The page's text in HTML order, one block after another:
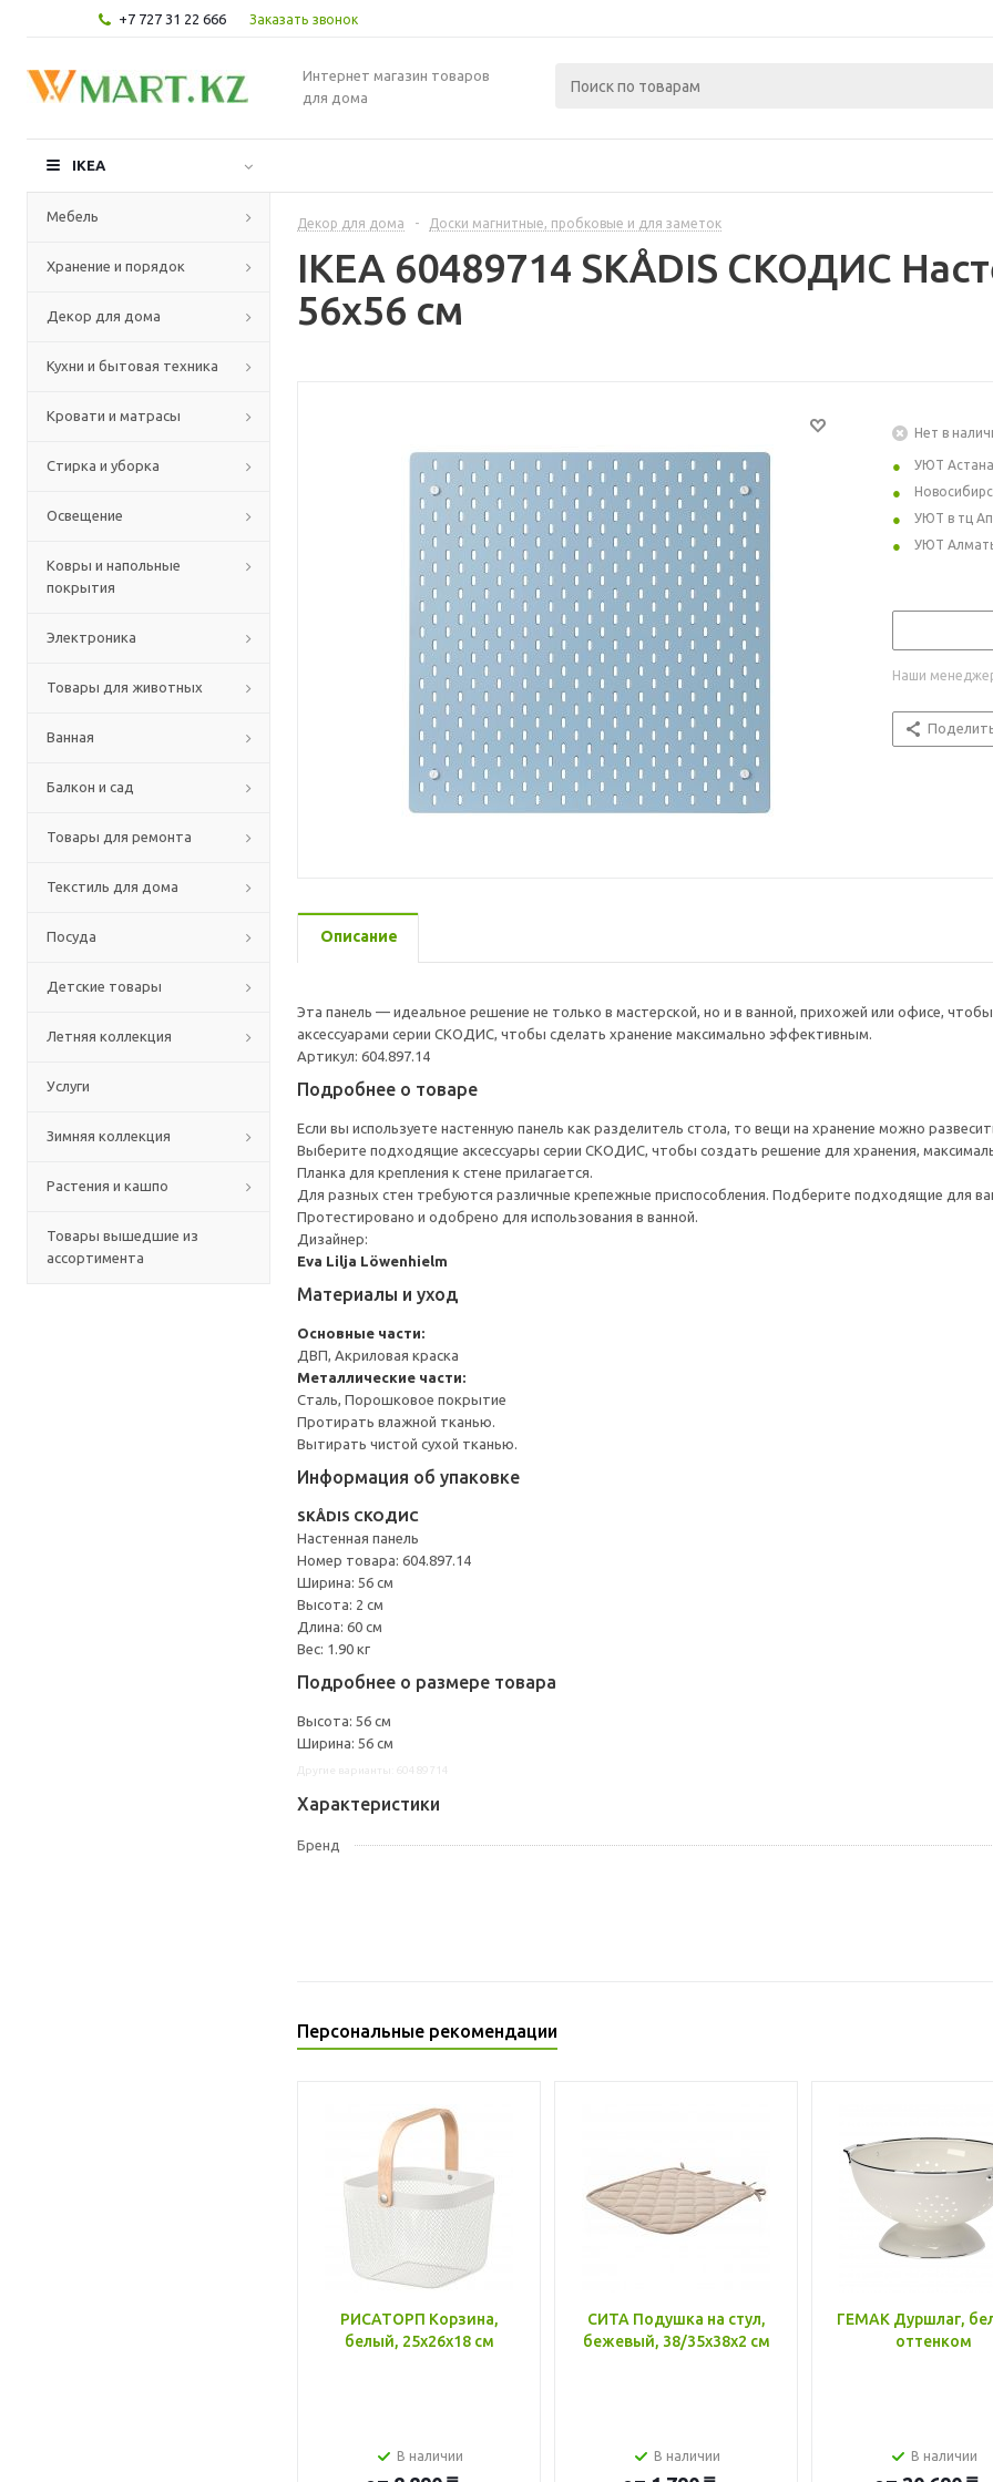
+7 727 31 22 666 Заказать звонок
Интернет магазин товаров
для дома
IKEA
Мебель
Хранение и порядок
Декор для дома
Кухни и бытовая техника
Кровати и матрасы
Стирка и уборка
Освещение
Ковры и напольные
покрытия
Электроника
Товары для животных
Ванная
Балкон и сад
Товары для ремонта
Текстиль для дома
Посуда
Детские товары
Летняя коллекция
Услуги
Зимняя коллекция
Растения и кашпо
Товары вышедшие из
ассортимента
Декор для дома - Доски магнитные, пробковые и для заметок
IKEA 60489714 SKÅDIS СКОДИС
56x56 см
Нет в
УЮТ Астана
УЮТ в тц
УЮТ
Наши
Описание
Эта панель — идеальное решение не только в мастерской, но и в ванной, прихожей или офисе,
аксессуарами серии СКОДИС, чтобы сделать хранение максимально эффективным.
Артикул: 604.897.14
Подробнее о товаре
Если вы используете настенную панель как разделитель стола, то вещи на хранение можно
Выберите подходящие аксессуары серии СКОДИС, чтобы создать решение для хранения,
Планка для крепления к стене прилагается.
Для разных стен требуются различные крепежные приспособления. Подберите подходящие для
Протестировано и одобрено для использования в ванной.
Дизайнер:
Eva Lilja Löwenhielm
Материалы и уход
Основные части:
ДВП, Акриловая краска
Металлические части:
Сталь, Порошковое покрытие
Протирать влажной тканью.
Вытирать чистой сухой тканью.
Информация об упаковке
SKÅDIS СКОДИС
Настенная панель
Номер товара: 604.897.14
Ширина: 56 см
Высота: 2 см
Длина: 60 см
Вес: 1.90 кг
Подробнее о размере товара
Высота: 56 см
Ширина: 56 см
Характеристики
Бренд
Персональные рекомендации
РИСАТОРП Корзина,
белый, 25x26x18 см
В наличии
СИТА Подушка на стул,
бежевый, 38/35x38x2 см
В наличии
ГЕМАК Дуршлаг,
оттенком
В наличии